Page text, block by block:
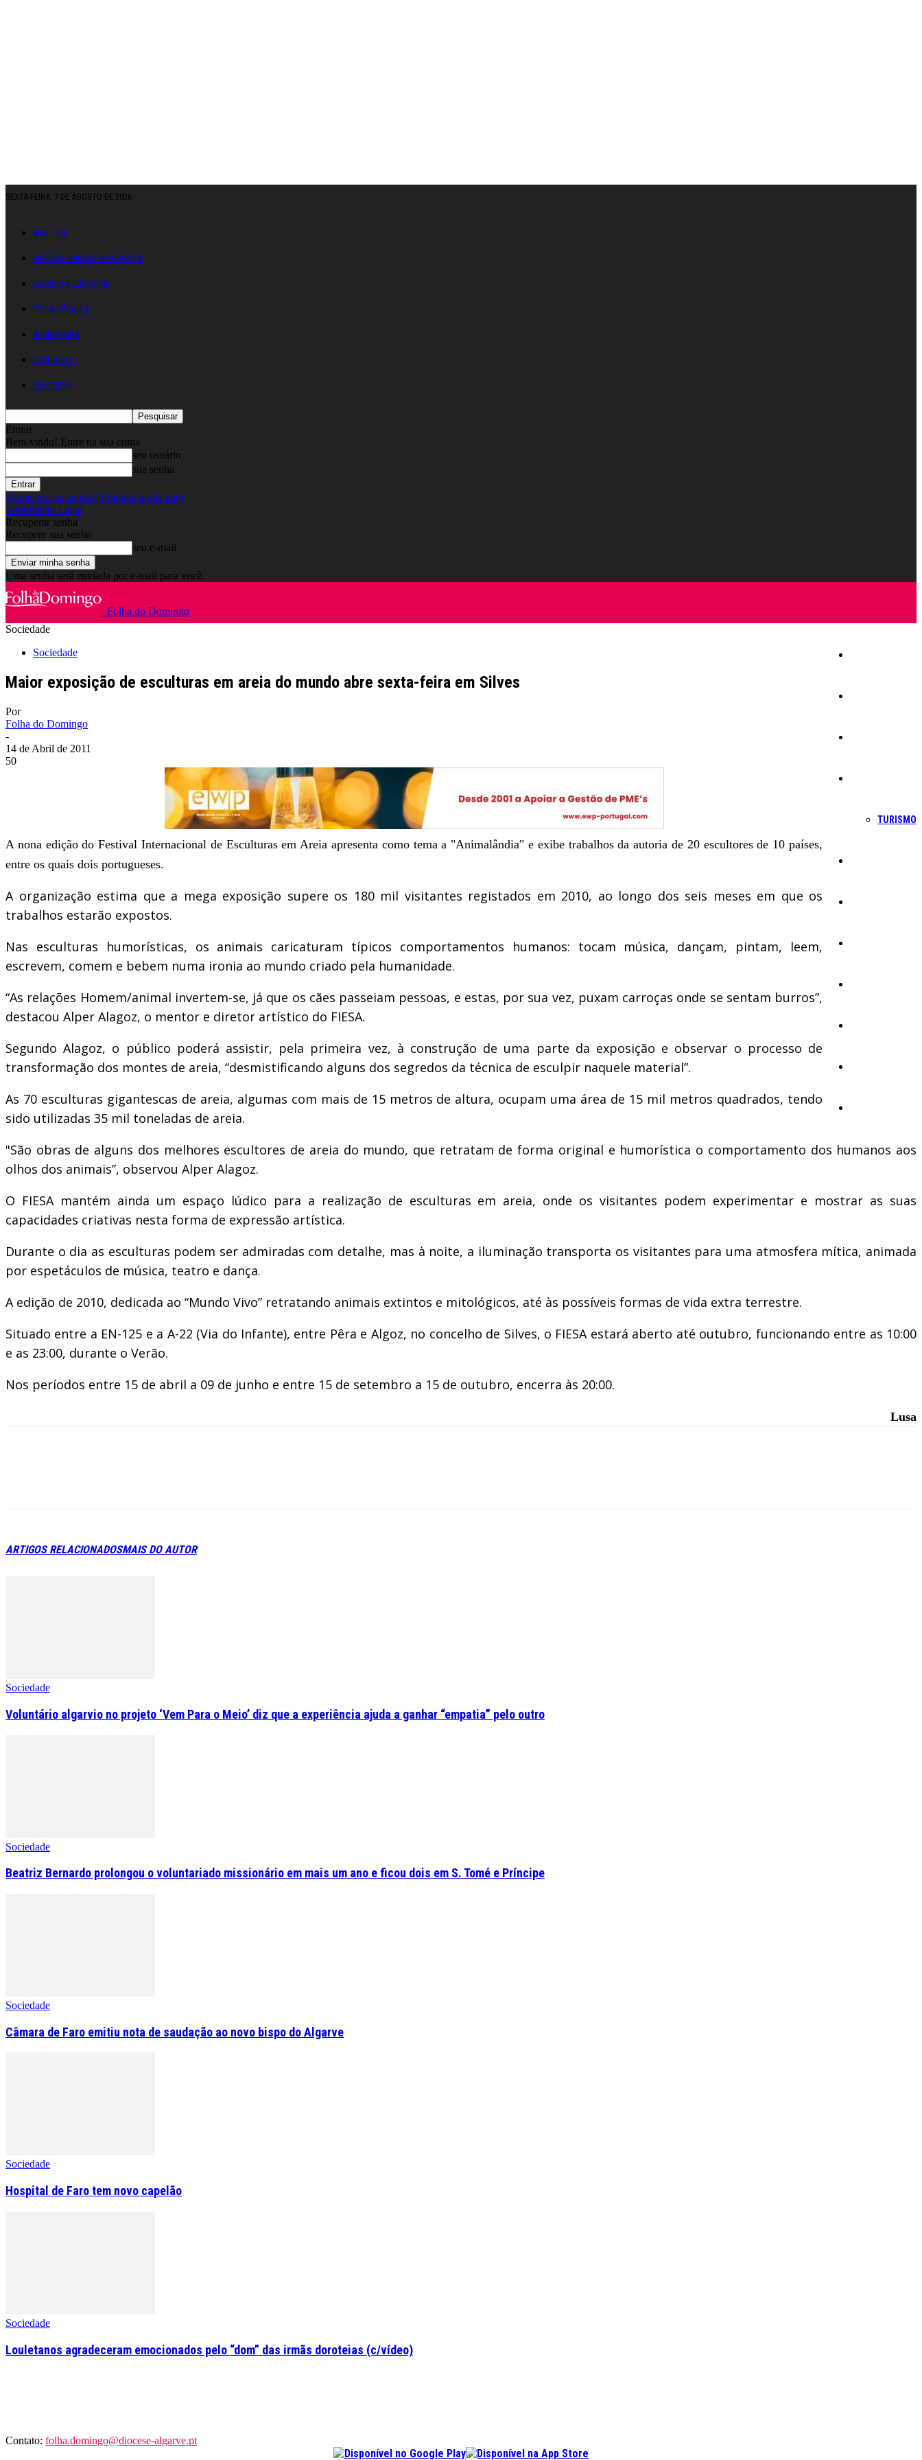
SEXTA-FEIRA, 7 DE AGOSTO DE 2026
ANO: CXII
DIRETOR: SAMUEL MENDONÇA
ESTATUTO EDITORIAL
FICHA TÉCNICA
ASSINATURA
CONTACTO
EM DIRETO
Entrar
Bem-vindo! Entre na sua conta
seu usuário
sua senha
Esqueceu sua senha? Obtenha ajuda aqui
Informação Legal
Recuperar senha
Recupere sua senha
seu e-mail
Uma senha será enviada por e-mail para você.
Folha do Domingo
TURISMO
Sociedade
Sociedade
Maior exposição de esculturas em areia do mundo abre sexta-feira em Silves
Por
Folha do Domingo
-
14 de Abril de 2011
50
A nona edição do Festival Internacional de Esculturas em Areia apresenta como tema a "Animalândia" e exibe trabalhos da autoria de 20 escultores de 10 países,
entre os quais dois portugueses.
A organização estima que a mega exposição supere os 180 mil visitantes registados em 2010, ao longo dos seis meses em que os
trabalhos estarão expostos.
Nas esculturas humorísticas, os animais caricaturam típicos comportamentos humanos: tocam música, dançam, pintam, leem,
escrevem, comem e bebem numa ironia ao mundo criado pela humanidade.
“As relações Homem/animal invertem-se, já que os cães passeiam pessoas, e estas, por sua vez, puxam carroças onde se sentam burros”,
destacou Alper Alagoz, o mentor e diretor artístico do FIESA.
Segundo Alagoz, o público poderá assistir, pela primeira vez, à construção de uma parte da exposição e observar o processo de
transformação dos montes de areia, “desmistificando alguns dos segredos da técnica de esculpir naquele material”.
As 70 esculturas gigantescas de areia, algumas com mais de 15 metros de altura, ocupam uma área de 15 mil metros quadrados, tendo
sido utilizadas 35 mil toneladas de areia.
"São obras de alguns dos melhores escultores de areia do mundo, que retratam de forma original e humorística o comportamento dos humanos aos
olhos dos animais”, observou Alper Alagoz.
O FIESA mantém ainda um espaço lúdico para a realização de esculturas em areia, onde os visitantes podem experimentar e mostrar as suas
capacidades criativas nesta forma de expressão artística.
Durante o dia as esculturas podem ser admiradas com detalhe, mas à noite, a iluminação transporta os visitantes para uma atmosfera mítica, animada
por espetáculos de música, teatro e dança.
A edição de 2010, dedicada ao “Mundo Vivo” retratando animais extintos e mitológicos, até às possíveis formas de vida extra terrestre.
Situado entre a EN-125 e a A-22 (Via do Infante), entre Pêra e Algoz, no concelho de Silves, o FIESA estará aberto até outubro, funcionando entre as 10:00
e as 23:00, durante o Verão.
Nos períodos entre 15 de abril a 09 de junho e entre 15 de setembro a 15 de outubro, encerra às 20:00.
Lusa
ARTIGOS RELACIONADOSMAIS DO AUTOR
Sociedade
Voluntário algarvio no projeto ‘Vem Para o Meio’ diz que a experiência ajuda a ganhar “empatia” pelo outro
Sociedade
Beatriz Bernardo prolongou o voluntariado missionário em mais um ano e ficou dois em S. Tomé e Príncipe
Sociedade
Câmara de Faro emitiu nota de saudação ao novo bispo do Algarve
Sociedade
Hospital de Faro tem novo capelão
Sociedade
Louletanos agradeceram emocionados pelo “dom” das irmãs doroteias (c/vídeo)
Contato: folha.domingo@diocese-algarve.pt